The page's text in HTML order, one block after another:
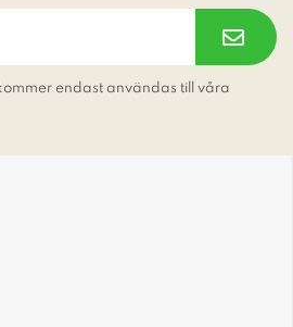
endast användas till våra